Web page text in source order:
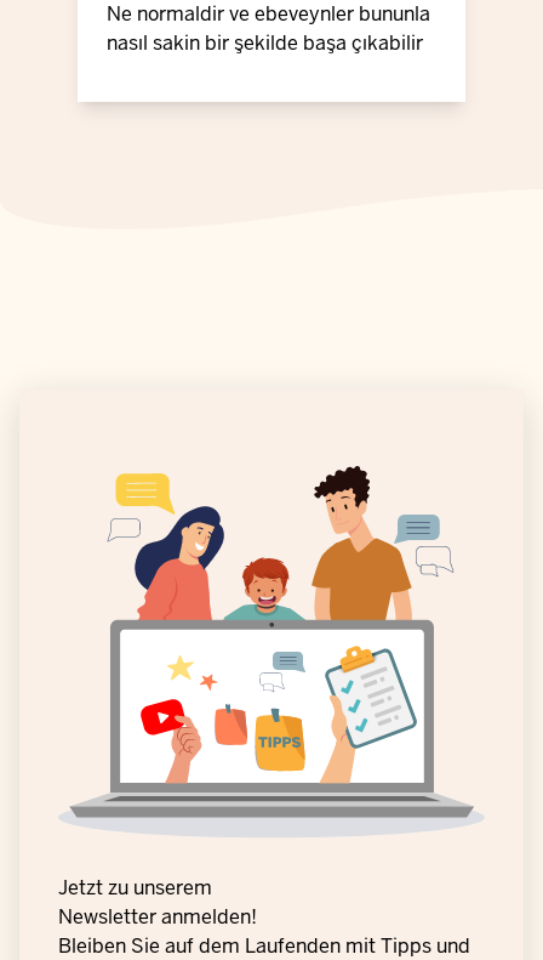
Ne normaldir ve ebeveynler bununla
nasıl sakin bir şekilde başa çıkabilir
Jetzt zu unserem
Newsletter anmelden!
Bleiben Sie auf dem Laufenden mit Tipps und